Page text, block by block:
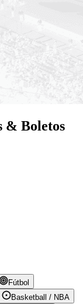
& Boletos
Fútbol
Basketball / NBA